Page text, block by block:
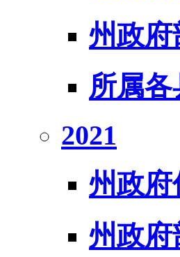
州政府
所属
2021
州政府
州政府